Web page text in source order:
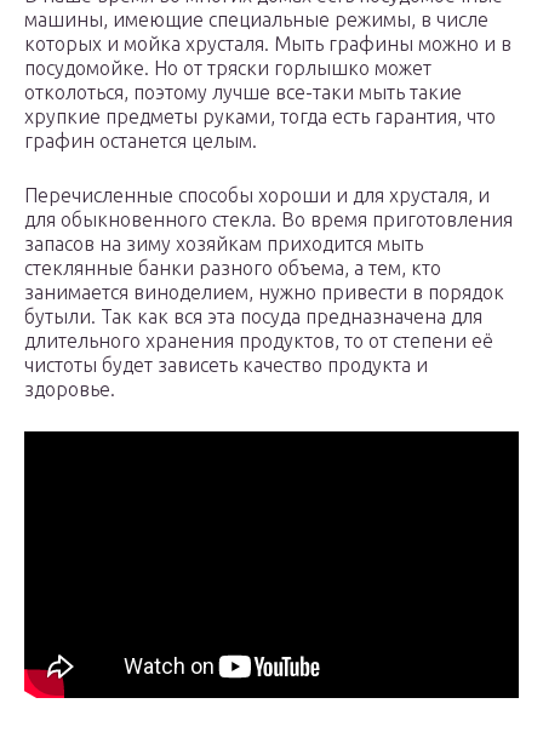
машины, имеющие специальные режимы, в числе
которых и мойка хрусталя. Мыть графины можно и в
посудомойке. Но от тряски горлышко может
отколоться, поэтому лучше все-таки мыть такие
хрупкие предметы руками, тогда есть гарантия, что
графин останется целым.
Перечисленные способы хороши и для хрусталя, и
для обыкновенного стекла. Во время приготовления
запасов на зиму хозяйкам приходится мыть
стеклянные банки разного объема, а тем, кто
занимается виноделием, нужно привести в порядок
бутыли. Так как вся эта посуда предназначена для
длительного хранения продуктов, то от степени её
чистоты будет зависеть качество продукта и
здоровье.